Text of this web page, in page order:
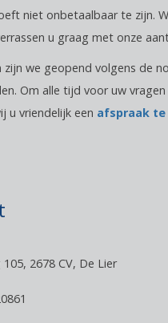
niet onbetaalbaar te zijn.
u graag met onze
zijn we geopend volgens de
Om alle tijd voor uw
u vriendelijk een afspraak te
105, 2678 CV, De Lier